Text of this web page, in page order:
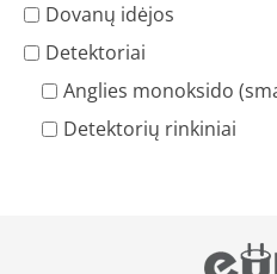
Dovanų idėjos
Detektoriai
Anglies monoksido
Detektorių rinkiniai